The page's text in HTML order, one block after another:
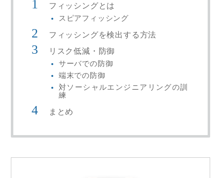
フィッシングとは
スピアフィッシング
フィッシングを検出する方法
リスク低減・防御
サーバでの防御
端末での防御
対ソーシャルエンジニアリングの訓
練
まとめ